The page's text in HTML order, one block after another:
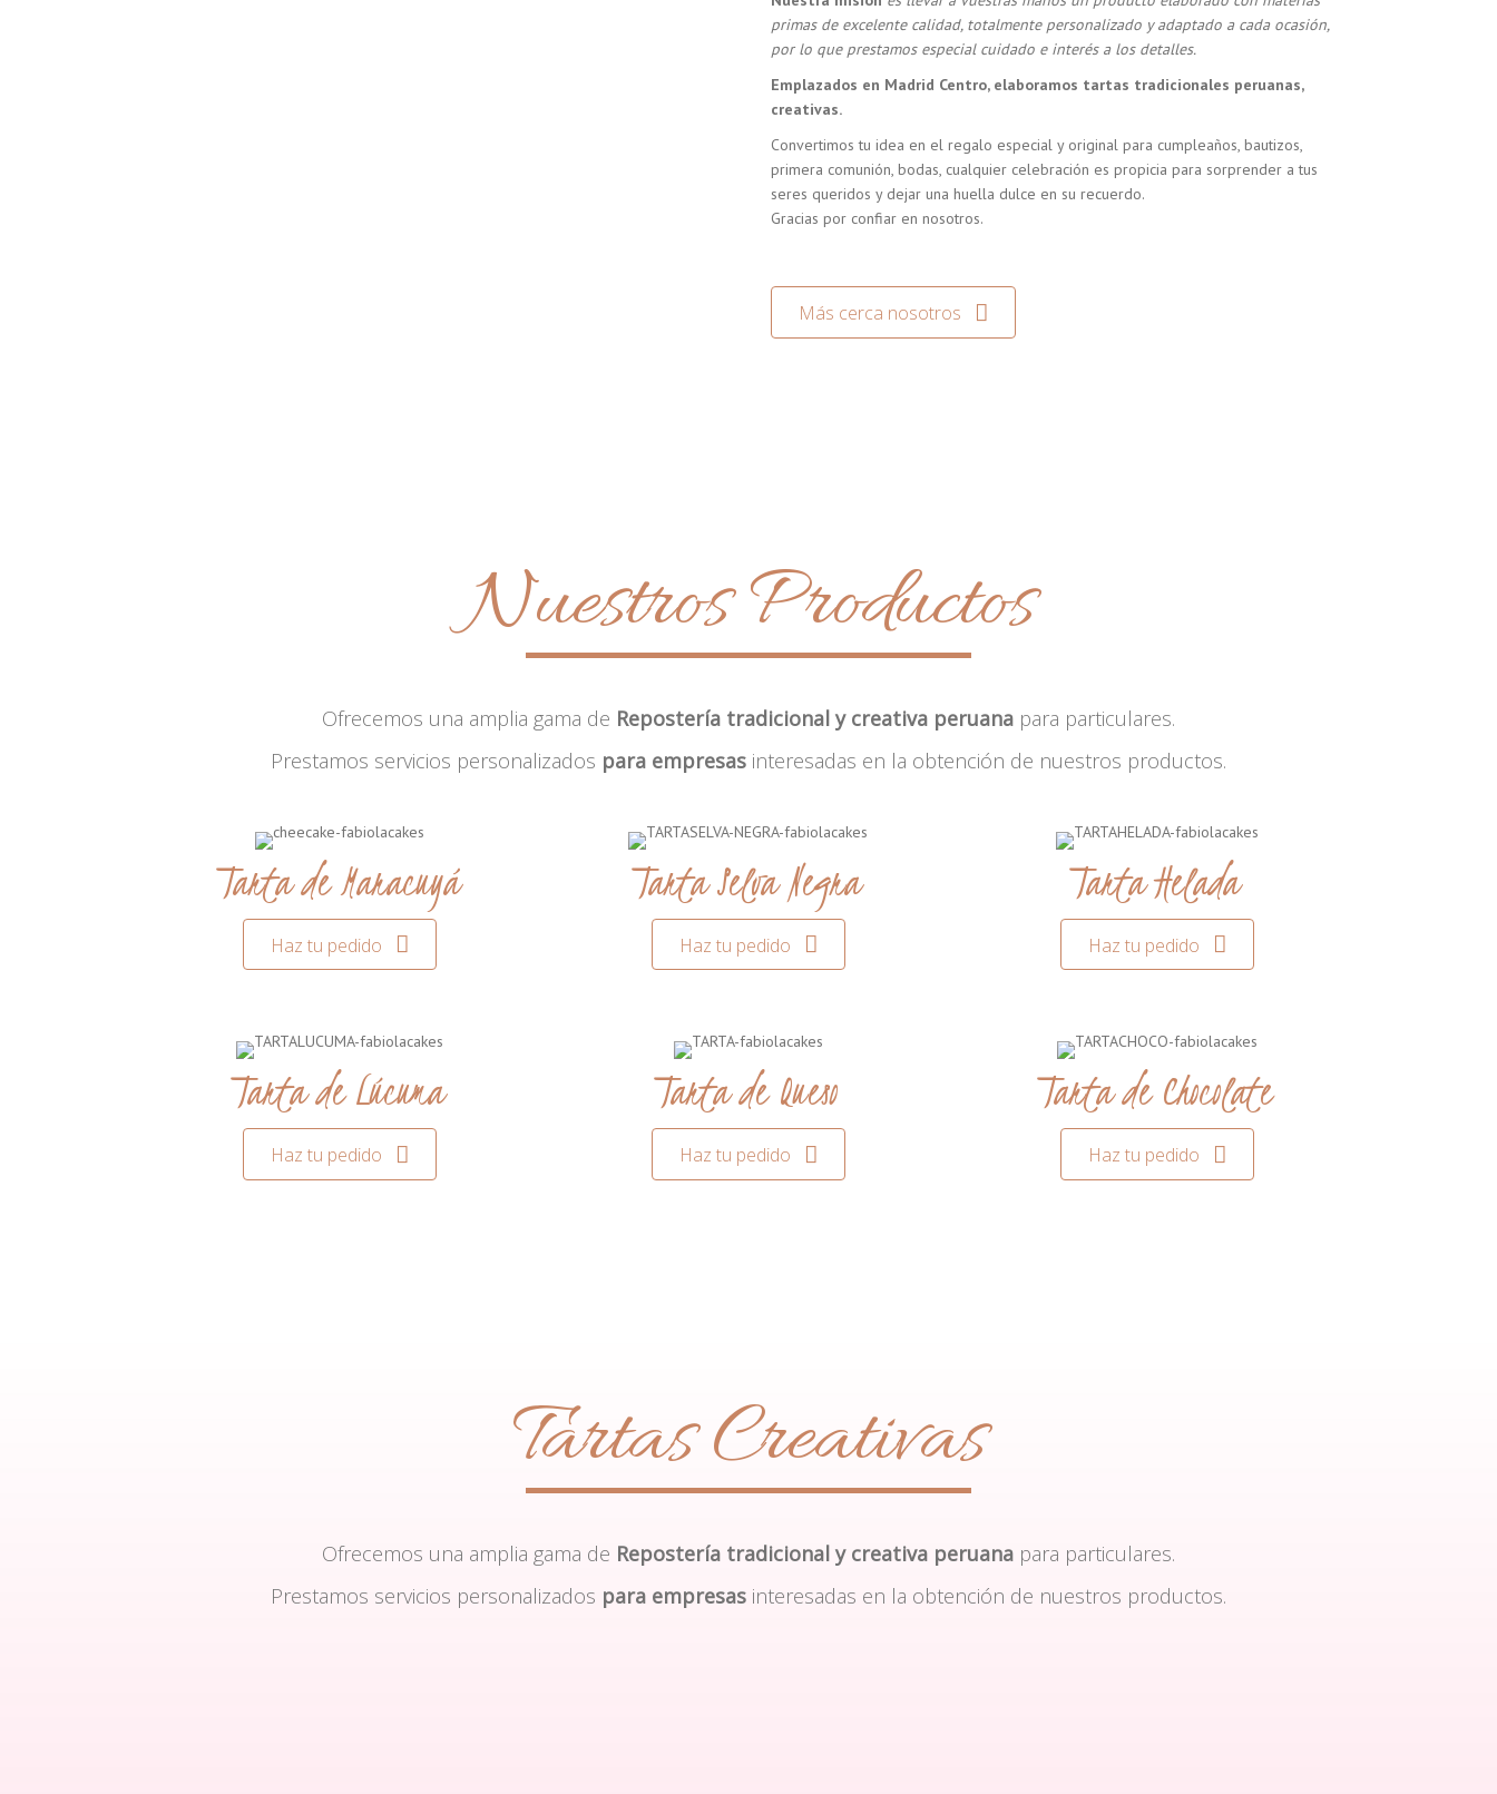
primas de excelente calidad, totalmente personalizado y adaptado a cada ocasión,
por lo que prestamos especial cuidado e interés a los detalles.
Emplazados en Madrid Centro, elaboramos tartas tradicionales peruanas,
creativas.
Convertimos tu idea en el regalo especial y original para cumpleaños, bautizos,
primera comunión, bodas, cualquier celebración es propicia para sorprender a tus
seres queridos y dejar una huella dulce en su recuerdo.
Gracias por confiar en nosotros.
Más cerca nosotros
Nuestros Productos
Ofrecemos una amplia gama de Repostería tradicional y creativa peruana para particulares.
Prestamos servicios personalizados para empresas interesadas en la obtención de nuestros productos.
Tarta de Maracuyá
Haz tu pedido
Tarta Selva Negra
Haz tu pedido
Tarta Helada
Haz tu pedido
Tarta de Lúcuma
Haz tu pedido
Tarta de Queso
Haz tu pedido
Tarta de Chocolate
Haz tu pedido
Tartas Creativas
Ofrecemos una amplia gama de Repostería tradicional y creativa peruana para particulares.
Prestamos servicios personalizados para empresas interesadas en la obtención de nuestros productos.